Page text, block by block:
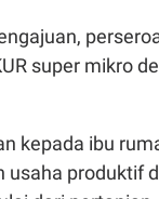
super mikro
kepada ibu
usaha produktif